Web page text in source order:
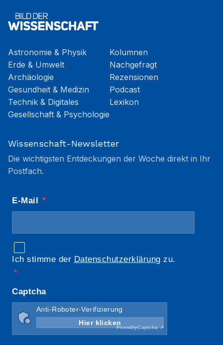
Astronomie & Physik
Erde & Umwelt
Archäologie
Gesundheit & Medizin
Technik & Digitales
Gesellschaft & Psychologie
Kolumnen
Nachgefragt
Rezensionen
Podcast
Lexikon
Wissenschaft-Newsletter
Die wichtigsten Entdeckungen der Woche direkt in Ihr
Postfach.